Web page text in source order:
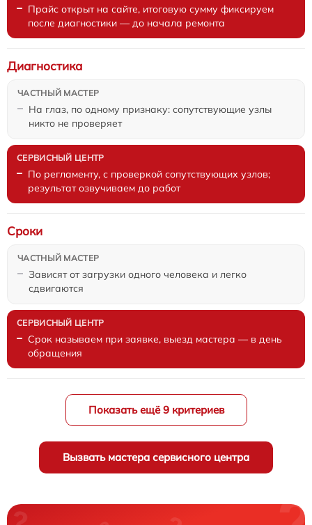
Прайс открыт на сайте, итоговую сумму фиксируем
после диагностики — до начала ремонта
На глаз, по одному признаку: сопутствующие узлы
никто не проверяет
Диагностика
По регламенту, с проверкой сопутствующих узлов;
результат озвучиваем до работ
Зависят от загрузки одного человека и легко
сдвигаются
Сроки
Срок называем при заявке, выезд мастера — в день
обращения
Показать ещё 9 критериев
Вызвать мастера сервисного центра